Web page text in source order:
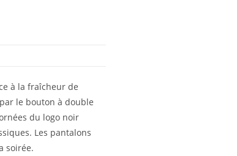
à la fraîcheur de
le bouton à double
du logo noir
Les pantalons
soirée.